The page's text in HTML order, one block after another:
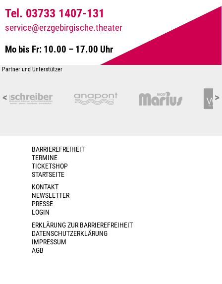
Tel. 03733 1407-131
service@erzgebirgische.theater
Mo bis Fr: 10.00 – 17.00 Uhr
Partner und Unterstützer
< >
BARRIEREFREIHEIT
TERMINE
TICKETSHOP
STARTSEITE
KONTAKT
NEWSLETTER
PRESSE
LOGIN
ERKLÄRUNG ZUR BARRIEREFREIHEIT
DATENSCHUTZERKLÄRUNG
IMPRESSUM
AGB